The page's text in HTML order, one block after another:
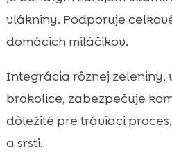
vlákniny. Podporuje
domácich miláčikov.
Integrácia rôznej
brokolice, zabezpečuje
dôležité pre tráviaci
a srsti.